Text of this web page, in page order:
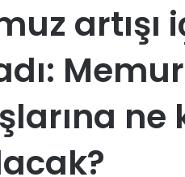
artışı
ne